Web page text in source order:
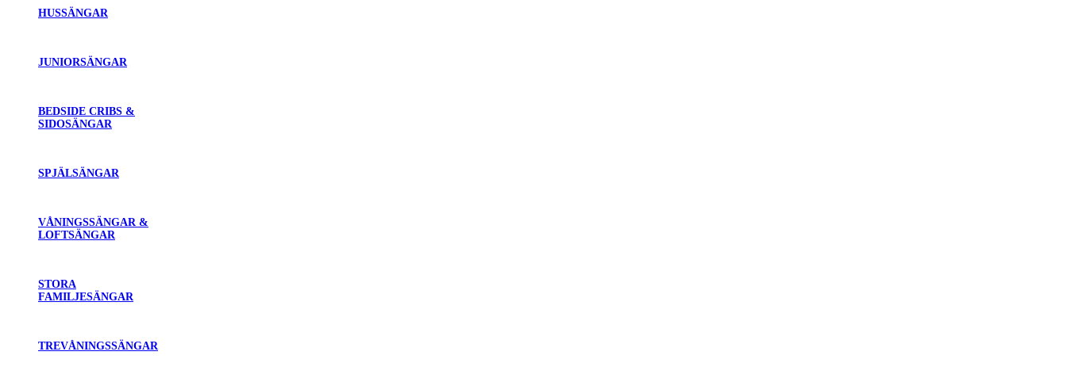
HUSSÄNGAR
JUNIORSÄNGAR
BEDSIDE CRIBS &
SIDOSÄNGAR
SPJÄLSÄNGAR
VÅNINGSSÄNGAR &
LOFTSÄNGAR
STORA
FAMILJESÄNGAR
TREVÅNINGSSÄNGAR